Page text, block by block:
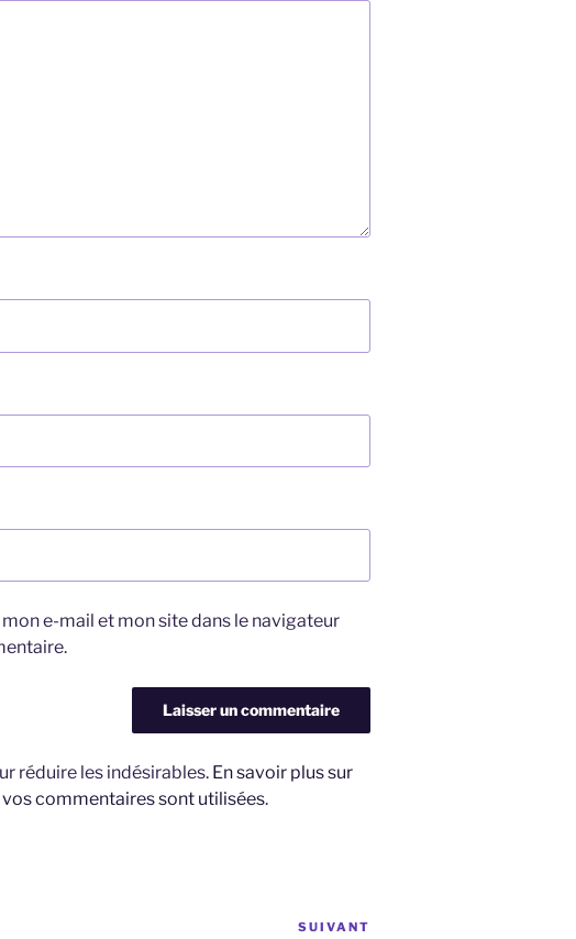
e-mail et mon site dans le navigateur
réduire les indésirables. En savoir plus sur
commentaires sont utilisées.
SUIVANT